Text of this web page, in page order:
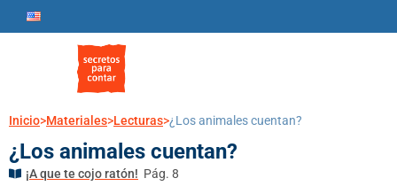
Inicio>Materiales>Lecturas>¿Los animales cuentan?
¿Los animales cuentan?
¡A que te cojo ratón! Pág. 8